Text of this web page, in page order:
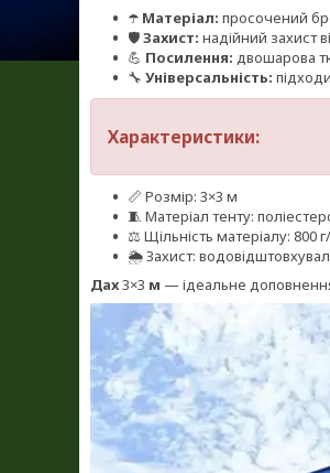
☂️ Матеріал: просочений
🛡️Захист: надійний захист
💪 Посилення: двошарова
🔧 Універсальність:
Характеристики:
📏 Розмір: 3×3 м
🧵 Матеріал тенту:
⚖️ Щільність матеріалу: 800
🌦️ Захист:
Дах3×3 м — ідеальне